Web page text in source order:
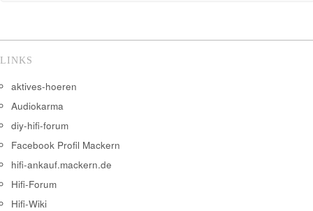
LINKS
aktives-hoeren
Audiokarma
diy-hifi-forum
Facebook Profil Mackern
hifi-ankauf.mackern.de
Hifi-Forum
Hifi-Wiki